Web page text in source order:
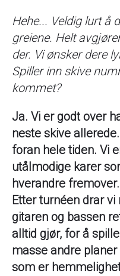
Hehe... Veldig lurt å
greiene. Helt
der. Vi ønsker dere
Spiller inn skive
kommet?
Ja. Vi er godt over
neste skive
foran hele tiden. Vi
utålmodige karer
hverandre
Etter turnéen drar
gitaren og bassen
alltid gjør, for å
masse andre
som er